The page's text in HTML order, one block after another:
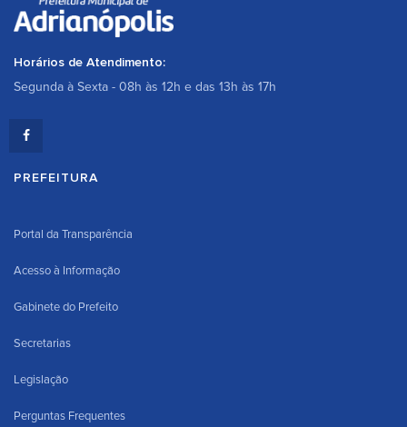
Horários de Atendimento:
Segunda à Sexta - 08h às 12h e das 13h às 17h
PREFEITURA
Portal da Transparência
Acesso à Informação
Gabinete do Prefeito
Secretarias
Legislação
Perguntas Frequentes